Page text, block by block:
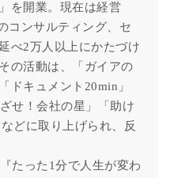
を開業。現在は経営
コンサルティング、セ
べ2万人以上にかたづけ
の活動は、「ガイアの
ドキュメント20min」
せ！会社の星」「助け
どに取り上げられ、反
たった1分で人生が変わ